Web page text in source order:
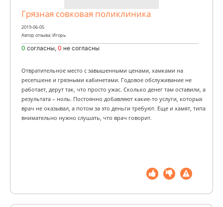
Грязная совковая поликлиника
2019-06-05
Автор отзыва: Игорь
0 согласны, 0 не согласны
Отвратительное место с завышенными ценами, хамками на
ресепшене и грязными кабинетами. Годовое обслуживание не
работает, дерут так, что просто ужас. Сколько денег там оставили, а
результата – ноль. Постоянно добавляют какие-то услуги, которых
врач не оказывал, а потом за это деньги требуют. Еще и хамят, типа
внимательно нужно слушать, что врач говорит.